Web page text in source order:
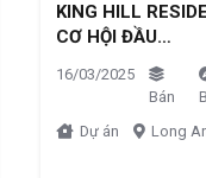
KING HILL
CƠ HỘI ĐẦU…
16/03/2025
Bán
Dự án
Long